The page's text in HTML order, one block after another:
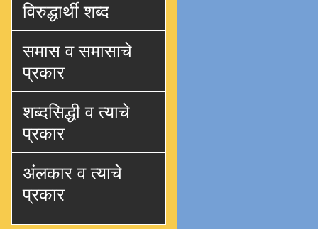
विरुद्धार्थी शब्द
समास व समासाचे
प्रकार
शब्दसिद्धी व त्याचे
प्रकार
अंलकार व त्याचे
प्रकार